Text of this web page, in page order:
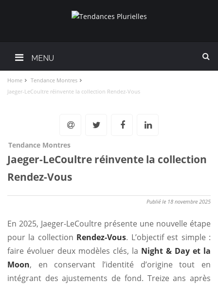
MENU
Home
Tendance Montres
Jaeger-LeCoultre réinvente la collection Rendez-Vous
Tendance Montres
Jaeger-LeCoultre réinvente la collection
Rendez-Vous
Publié le 18 novembre 2025
En 2025, Jaeger-LeCoultre présente une nouvelle étape
pour la collection Rendez-Vous. L’objectif est simple :
faire évoluer deux modèles clés, la Night & Day et la
Moon, en conservant l’identité d’origine tout en
intégrant des ajustements de fond. Treize ans après